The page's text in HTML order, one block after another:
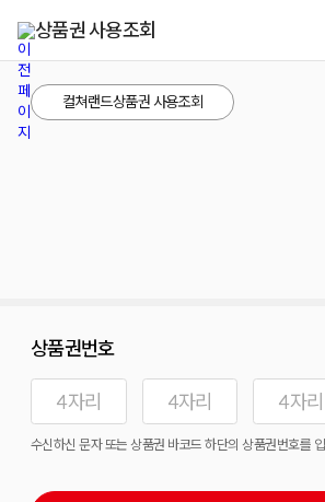
상품권 사용조회
컬쳐랜드상품권 사용조회
상품권번호
수신하신 문자 또는 상품권 바코드 하단의 상품권번호를